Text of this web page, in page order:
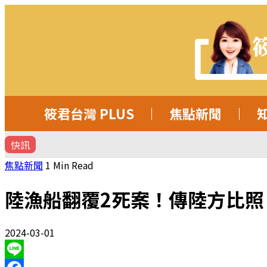
筱君台灣 PLUS 焦點新聞
快訊
焦點新聞 1 Min Read
陸漁船翻覆2死案！傳陸方比
2024-03-01